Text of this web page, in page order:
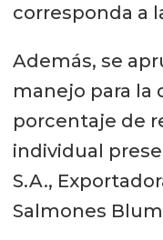
corresponda a
Además, se
manejo para la
porcentaje de
individual
S.A.,
Salmones